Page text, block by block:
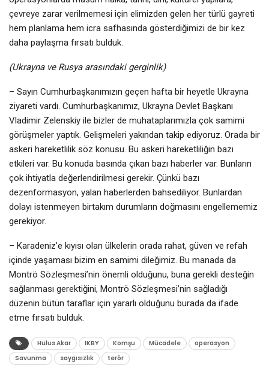
çevreye zarar verilmemesi için elimizden gelen her türlü gayreti
hem planlama hem icra safhasında gösterdiğimizi de bir kez
daha paylaşma fırsatı bulduk.
(Ukrayna ve Rusya arasındaki gerginlik)
– Sayın Cumhurbaşkanımızın geçen hafta bir heyetle Ukrayna
ziyareti vardı. Cumhurbaşkanımız, Ukrayna Devlet Başkanı
Vladimir Zelenskiy ile bizler de muhataplarımızla çok samimi
görüşmeler yaptık. Gelişmeleri yakından takip ediyoruz. Orada bir
askeri hareketlilik söz konusu. Bu askeri hareketliliğin bazı
etkileri var. Bu konuda basında çıkan bazı haberler var. Bunların
çok ihtiyatla değerlendirilmesi gerekir. Çünkü bazı
dezenformasyon, yalan haberlerden bahsediliyor. Bunlardan
dolayı istenmeyen birtakım durumların doğmasını engellememiz
gerekiyor.
– Karadeniz’e kıyısı olan ülkelerin orada rahat, güven ve refah
içinde yaşaması bizim en samimi dileğimiz. Bu manada da
Montrö Sözleşmesi’nin önemli olduğunu, buna gerekli desteğin
sağlanması gerektiğini, Montrö Sözleşmesi’nin sağladığı
düzenin bütün taraflar için yararlı olduğunu burada da ifade
etme fırsatı bulduk.
Hulus Akar IKBY Komşu Mücadele
operasyon
Savunma
saygısızlık terör